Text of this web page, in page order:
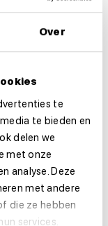
Over
te
te bieden en
delen we
met onze
analyse. Deze
met andere
die ze hebben
services.